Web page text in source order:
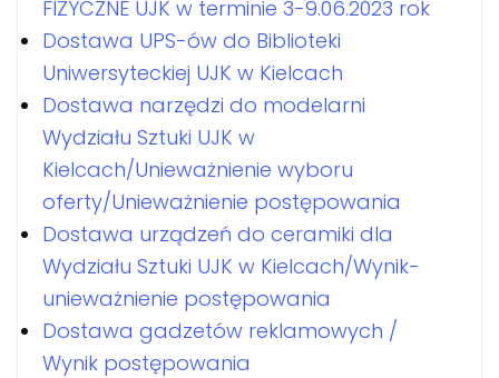
FIZYCZNE UJK w terminie 3-9.06.2023 rok
Dostawa UPS-ów do Biblioteki
Uniwersyteckiej UJK w Kielcach
Dostawa narzędzi do modelarni
Wydziału Sztuki UJK w
Kielcach/Unieważnienie wyboru
oferty/Unieważnienie postępowania
Dostawa urządzeń do ceramiki dla
Wydziału Sztuki UJK w Kielcach/Wynik-
unieważnienie postępowania
Dostawa gadzetów reklamowych /
Wynik postępowania